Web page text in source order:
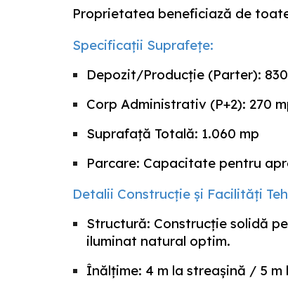
Proprietatea beneficiază de
Specificații Suprafețe:
Depozit/Producție (Parter):
Corp Administrativ (P+2): 270
Suprafață Totală: 1.060 mp
Parcare: Capacitate pentru
Detalii Construcție și Facilități
Structură: Construcție solidă
iluminat natural optim.
Înălțime: 4 m la streașină / 5 m